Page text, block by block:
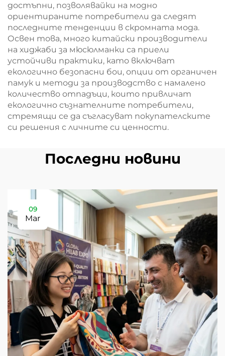
достъпни, позволявайки на модно
ориентираните потребители да следят
последните тенденции в скромната мода.
Освен това, много китайски производители
на хиджаби за мюсюлманки са приели
устойчиви практики, като включват
екологично безопасни бои, опции от органичен
памук и методи за производство с намалено
количество отпадъци, които привличат
екологично съзнателните потребители,
стремящи се да съгласуват покупателските
си решения с личните си ценности.
Последни новини
09
Mar